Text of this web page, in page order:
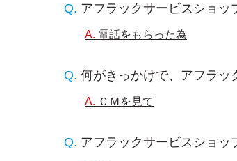
アフラックサービスショッ
電話をもらった為
何がきっかけで、アフラッ
ＣＭを見て
アフラックサービスショ